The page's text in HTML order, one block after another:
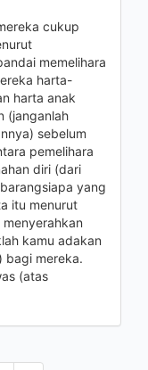
cukup
memelihara
harta-
harta anak
(janganlah
sebelum
pemelihara
diri (dari
yang
itu menurut
kamu adakan
bagi mereka.
(atas